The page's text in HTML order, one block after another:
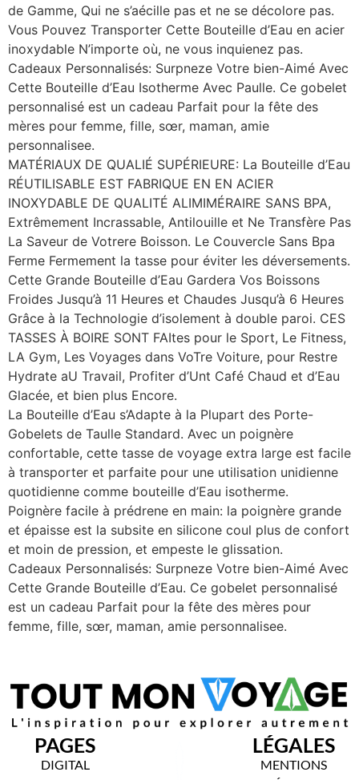
de Gamme, Qui ne s’aécille pas et ne se décolore pas.
Vous Pouvez Transporter Cette Bouteille d’Eau en acier
inoxydable N’importe où, ne vous inquienez pas.
Cadeaux Personnalisés: Surpneze Votre bien-Aimé Avec
Cette Bouteille d’Eau Isotherme Avec Paulle. Ce gobelet
personnalisé est un cadeau Parfait pour la fête des
mères pour femme, fille, sœr, maman, amie
personnalisee.
MATÉRIAUX DE QUALIÉ SUPÉRIEURE: La Bouteille d’Eau
RÉUTILISABLE EST FABRIQUE EN EN ACIER
INOXYDABLE DE QUALITÉ ALIMIMÉRAIRE SANS BPA,
Extrêmement Incrassable, Antilouille et Ne Transfère Pas
La Saveur de Votrere Boisson. Le Couvercle Sans Bpa
Ferme Fermement la tasse pour éviter les déversements.
Cette Grande Bouteille d’Eau Gardera Vos Boissons
Froides Jusqu’à 11 Heures et Chaudes Jusqu’à 6 Heures
Grâce à la Technologie d’isolement à double paroi. CES
TASSES À BOIRE SONT FAItes pour le Sport, Le Fitness,
LA Gym, Les Voyages dans VoTre Voiture, pour Restre
Hydrate aU Travail, Profiter d’Unt Café Chaud et d’Eau
Glacée, et bien plus Encore.
La Bouteille d’Eau s’Adapte à la Plupart des Porte-
Gobelets de Taulle Standard. Avec un poignère
confortable, cette tasse de voyage extra large est facile
à transporter et parfaite pour une utilisation unidienne
quotidienne comme bouteille d’Eau isotherme.
Poignère facile à prédrene en main: la poignère grande
et épaisse est la subsite en silicone coul plus de confort
et moin de pression, et empeste le glissation.
Cadeaux Personnalisés: Surpneze Votre bien-Aimé Avec
Cette Grande Bouteille d’Eau. Ce gobelet personnalisé
est un cadeau Parfait pour la fête des mères pour
femme, fille, sœr, maman, amie personnalisee.
PAGES
DIGITAL
LÉGALES
MENTIONS